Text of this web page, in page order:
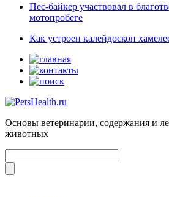
Пес-байкер участвовал в
мотопробеге
Как устроен калейдоскоп
Основы ветеринарии, содержания и
животных